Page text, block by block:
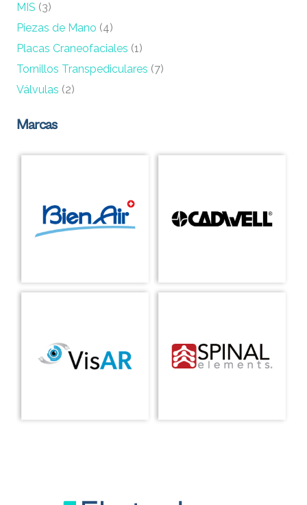
MIS (3)
Piezas de Mano (4)
Placas Craneofaciales (1)
Tornillos Transpediculares (7)
Válvulas (2)
Marcas